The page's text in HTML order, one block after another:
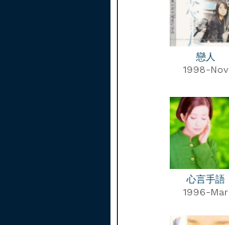
戀人
1998-Nov
心言手語
1996-Mar